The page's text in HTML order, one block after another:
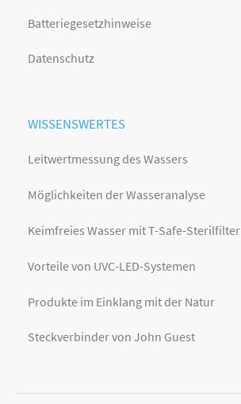
Batteriegesetzhinweise
Datenschutz
WISSENSWERTES
Leitwertmessung des Wassers
Möglichkeiten der Wasseranalyse
Keimfreies Wasser mit T-Safe-Sterilfilter
Vorteile von UVC-LED-Systemen
Produkte im Einklang mit der Natur
Steckverbinder von John Guest